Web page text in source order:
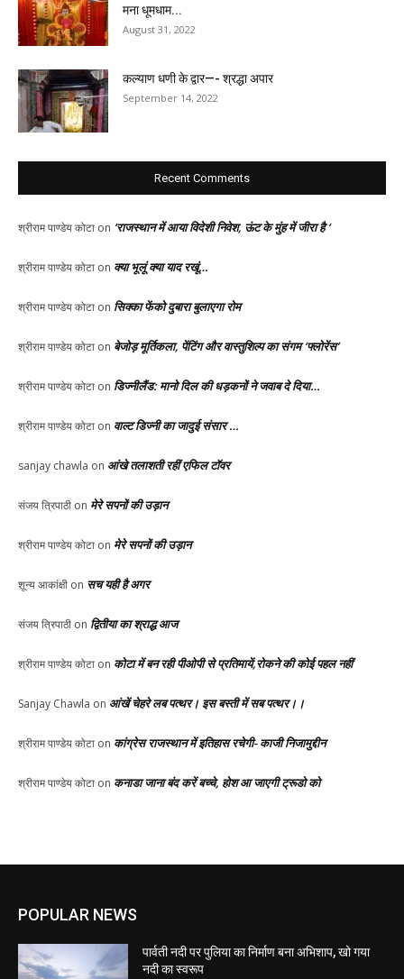
मना धूमधाम...
August 31, 2022
कल्याण धणी के द्वार—- श्रद्धा अपार
September 14, 2022
Recent Comments
श्रीराम पाण्डेय कोटा on ‘राजस्थान में आया विदेशी निवेश, ऊंट के मुंह में जीरा है ‘
श्रीराम पाण्डेय कोटा on क्या भूलूं क्या याद रखूं…
श्रीराम पाण्डेय कोटा on सिक्का फेंको दुबारा बुलाएगा रोम
श्रीराम पाण्डेय कोटा on बेजोड़ मूर्तिकला, पेंटिंग और वास्तुशिल्प का संगम ‘फ्लोरेंस’
श्रीराम पाण्डेय कोटा on डिज्नीलैंड: मानो दिल की धड़कनों ने जवाब दे दिया…
श्रीराम पाण्डेय कोटा on वाल्ट डिज्नी का जादुई संसार …
sanjay chawla on आंखे तलाशती रहीं एफिल टॉवर
संजय त्रिपाठी on मेरे सपनों की उड़ान
श्रीराम पाण्डेय कोटा on मेरे सपनों की उड़ान
शून्य आकांक्षी on सच यही है अगर
संजय त्रिपाठी on द्वितीया का श्राद्ध आज
श्रीराम पाण्डेय कोटा on कोटा में बन रही पीओपी से प्रतिमायें,रोकने की कोई पहल नहीं
Sanjay Chawla on आंखें चेहरे लब पत्थर। इस बस्ती में सब पत्थर।।
श्रीराम पाण्डेय कोटा on कांग्रेस राजस्थान में इतिहास रचेगी- काजी निजामुद्दीन
श्रीराम पाण्डेय कोटा on कनाडा जाना बंद करें बच्चे, होश आ जाएगी ट्रूडो को
POPULAR NEWS
पार्वती नदी पर पुलिया का निर्माण बना अभिशाप, खो गया
नदी का स्वरूप